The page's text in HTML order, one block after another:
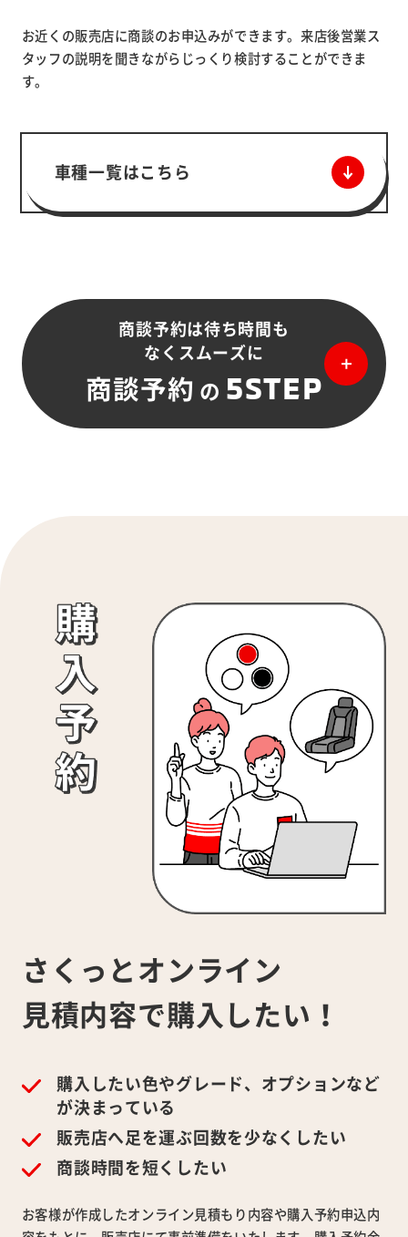
お近くの販売店に商談のお申込みができます。来店後営業ス
タッフの説明を聞きながらじっくり検討することができま
す。
車種一覧はこちら
商談予約は待ち時間も
なくスムーズに
商談予約 の 5STEP
さくっとオンライン
見積内容で購入したい！
購入したい色やグレード、オプションなど
が決まっている
販売店へ足を運ぶ回数を少なくしたい
商談時間を短くしたい
お客様が作成したオンライン見積もり内容や購入予約申込内